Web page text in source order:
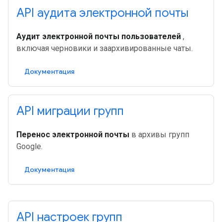
API аудита электронной почты
Аудит электронной почты пользователей ,
включая черновики и заархивированные чаты.
Документация
API миграции групп
Перенос электронной почты в архивы групп
Google.
Документация
API настроек групп